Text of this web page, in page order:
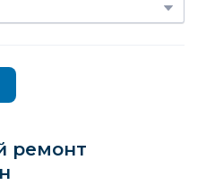
ремонт